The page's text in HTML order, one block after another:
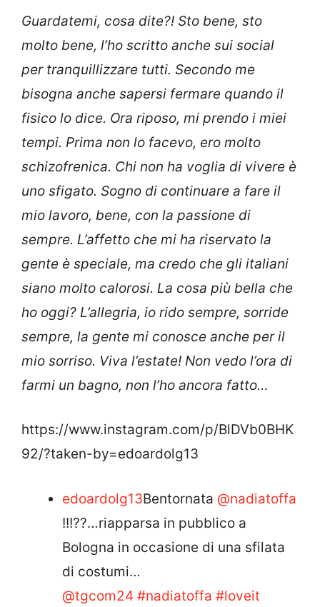
Guardatemi, cosa dite?! Sto bene, sto
molto bene, l’ho scritto anche sui social
per tranquillizzare tutti. Secondo me
bisogna anche sapersi fermare quando il
fisico lo dice. Ora riposo, mi prendo i miei
tempi. Prima non lo facevo, ero molto
schizofrenica. Chi non ha voglia di vivere è
uno sfigato. Sogno di continuare a fare il
mio lavoro, bene, con la passione di
sempre. L’affetto che mi ha riservato la
gente è speciale, ma credo che gli italiani
siano molto calorosi. La cosa più bella che
ho oggi? L’allegria, io rido sempre, sorride
sempre, la gente mi conosce anche per il
mio sorriso. Viva l’estate! Non vedo l’ora di
farmi un bagno, non l’ho ancora fatto…
https://www.instagram.com/p/BlDVb0BHK
92/?taken-by=edoardolg13
edoardolg13Bentornata @nadiatoffa
!!!??…riapparsa in pubblico a
Bologna in occasione di una sfilata
di costumi…
@tgcom24 #nadiatoffa #loveit